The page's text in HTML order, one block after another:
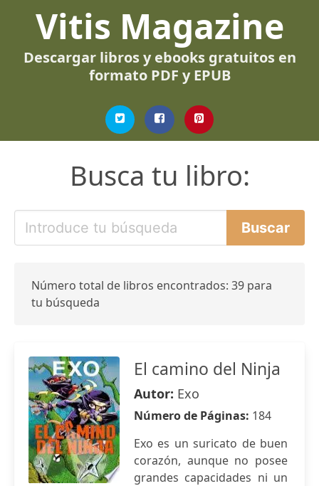
Vitis Magazine
Descargar libros y ebooks gratuitos en
formato PDF y EPUB
Busca tu libro:
Número total de libros encontrados: 39 para
tu búsqueda
El camino del Ninja
Autor: Exo
Número de Páginas: 184
Exo es un suricato de buen
corazón, aunque no posee
grandes capacidades ni un